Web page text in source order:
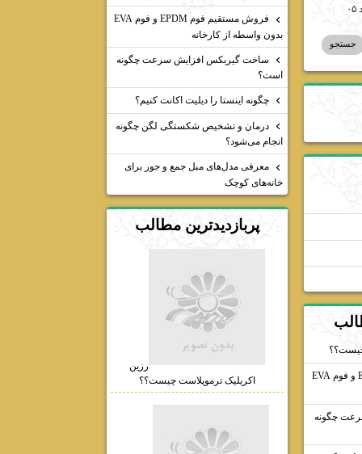
چیست؟؟
فروش مستقیم فوم EPDM و فوم EVA
چگونه
فروش مستقیم فوم EPDM و فوم EVA
بدون واسطه از کارخانه
ساخت گیربکس افزایش سرعت چگونه
است؟
چگونه اینستا را دیلیت اکانت کنیم؟
درمان و تشخیص شکستگی لگن چگونه
انجام می‌شود؟
معرفی مدل‌های مبل جمع و جور برای
خانه‌های کوچک
پربازديدترين مطالب
رزین
اکریلیک ترموپلاست چیست؟؟